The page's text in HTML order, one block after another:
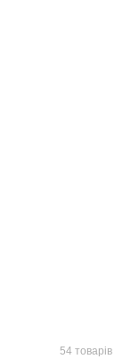
54 товарів